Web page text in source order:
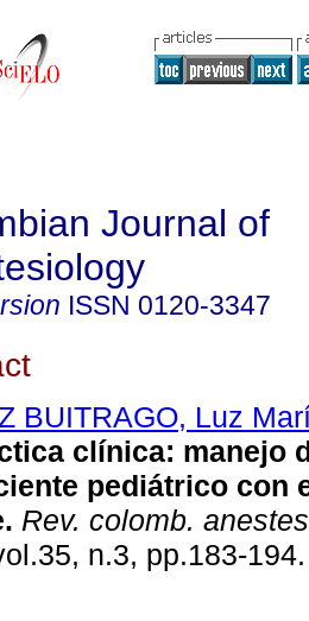
Journal of
ISSN 0120-3347
BUITRAGO, Luz
clínica: manejo
pediátrico con
. Rev. colomb.
n.3, pp.183-